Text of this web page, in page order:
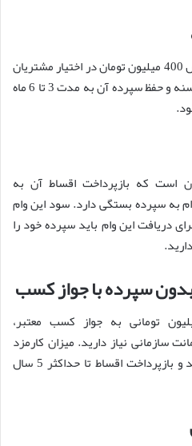
وام بدون سپرده این بانک به ارزش 400 میلیون تومان در اختیار مشتریان
قرار گیرد. داشتن حساب قرض‌الحسنه و حفظ سپرده آن به مدت 3 تا 6 ماه
میلیون تومان است که بازپرداخت اقساط آن به
به سپرده بستگی دارد. سود این وام
است. برای دریافت این وام باید سپرده خود را
سپرده با جواز کسب
برای دریافت وام 500 میلیون تومانی به جواز کسب معتبر،
سازمانی نیاز دارید. میزان کارمزد
سالیانه این بانک، 15 تا 18 درصد و بازپرداخت اقساط تا حداکثر 5 سال